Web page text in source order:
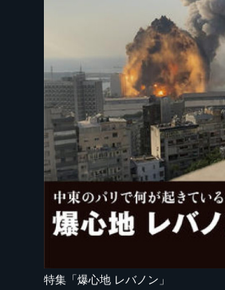
特集「爆心地 レバノン」